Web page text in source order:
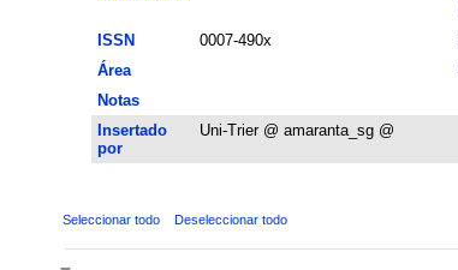
ISSN 0007-490x
Área
Notas
Insertado
por
Uni-Trier @ amaranta_sg @
Seleccionar todo Deseleccionar todo